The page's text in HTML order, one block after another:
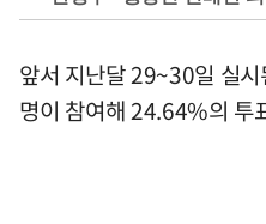
앞서 지난달 29~30일 실
명이 참여해 24.64%의 투